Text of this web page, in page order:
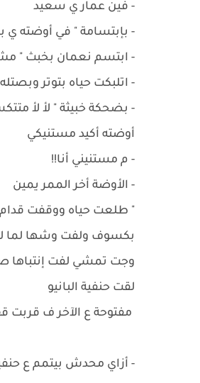
- ‏فين عمار ي سعيد
- ‏بإبتسامة " في أوضته ي
- ‏ابتسم نعمان بخبث "
- ‏اتلبكت حياه بتوتر
- ‏بضحكة خبيثة " لأ لأ
أوضته أكيد مستنيكي
- ‏م مستنيني أنا!!
- ‏الأوضة أخر الممر يمين
" طلعت حياه ووقفت
بكسوف ولفت وشها لما
وجت تمشي لفت
لقت حنفية البانيو
مفتوحة ع الآخر ف قربت
- أزاي محدش بيتمم ع